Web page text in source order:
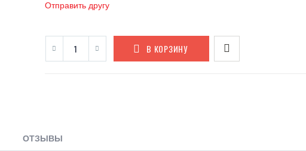
Отправить другу
В КОРЗИНУ
ОТЗЫВЫ